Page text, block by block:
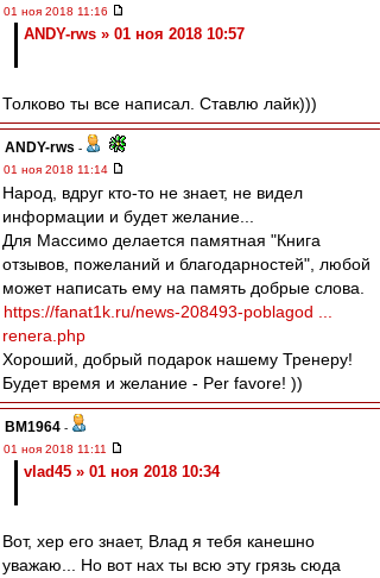
01 ноя 2018 11:16
ANDY-rws » 01 ноя 2018 10:57
Толково ты все написал. Ставлю лайк)))
ANDY-rws -
01 ноя 2018 11:14
Народ, вдруг кто-то не знает, не видел
информации и будет желание...
Для Массимо делается памятная "Книга
отзывов, пожеланий и благодарностей", любой
может написать ему на память добрые слова.
https://fanat1k.ru/news-208493-poblagod ...
renera.php
Хороший, добрый подарок нашему Тренеру!
Будет время и желание - Per favore! ))
BM1964 -
01 ноя 2018 11:11
vlad45 » 01 ноя 2018 10:34
Вот, хер его знает, Влад я тебя канешно
уважаю... Но вот нах ты всю эту грязь сюда